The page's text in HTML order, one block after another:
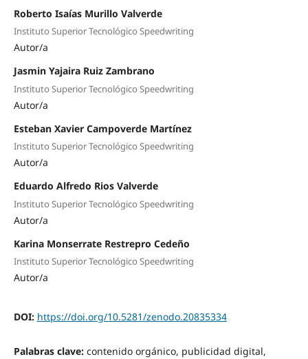
Roberto Isaías Murillo Valverde
Instituto Superior Tecnológico Speedwriting
Autor/a
Jasmin Yajaira Ruiz Zambrano
Instituto Superior Tecnológico Speedwriting
Autor/a
Esteban Xavier Campoverde Martínez
Instituto Superior Tecnológico Speedwriting
Autor/a
Eduardo Alfredo Rios Valverde
Instituto Superior Tecnológico Speedwriting
Autor/a
Karina Monserrate Restrepro Cedeño
Instituto Superior Tecnológico Speedwriting
Autor/a
DOI: https://doi.org/10.5281/zenodo.20835334
Palabras clave: contenido orgánico, publicidad digital,